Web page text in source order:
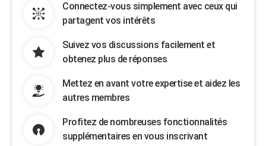
Connectez-vous simplement avec ceux qui
partagent vos intérêts
Suivez vos discussions facilement et
obtenez plus de réponses
Mettez en avant votre expertise et aidez les
autres membres
Profitez de nombreuses fonctionnalités
supplémentaires en vous inscrivant